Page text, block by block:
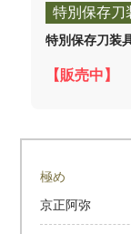
特別保存刀
特別保存刀装
【販売中】
極め
京正阿弥